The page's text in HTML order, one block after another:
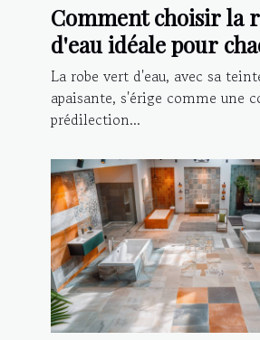
Comment choisir la
d'eau idéale pour
occasion ?
La robe vert d'eau, avec sa
apaisante, s'érige comme une
prédilection...